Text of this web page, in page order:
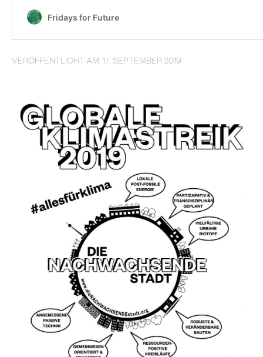
VERÖFFENTLICHT AM: 17. SEPTEMBER 2019